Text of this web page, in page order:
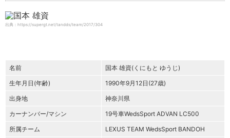
出典：https://supergt.net/tandds/team/2017/304
名前
国本 雄資(くにもと ゆうじ)
生年月日(年齢)
1990年9月12日(27歳)
出身地
神奈川県
カーナンバー/マシン
19号車WedsSport ADVAN LC500
所属チーム
LEXUS TEAM WedsSport BANDOH